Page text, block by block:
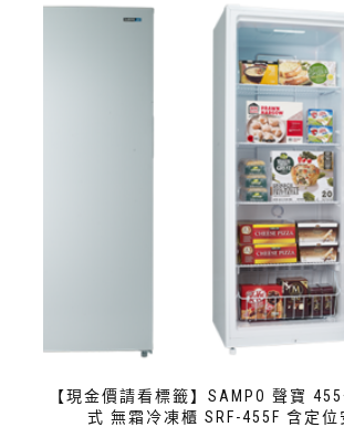
【現金價請看標籤】SAMPO 聲寶
式 無霜冷凍櫃 SRF-455F 含定位